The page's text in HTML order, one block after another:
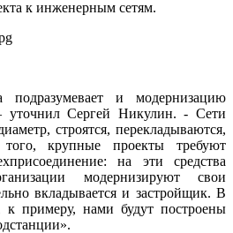
к инженерным сетям.
подразумевает и модернизацию
уточнил Сергей Никулин. - Сети
строятся, перекладываются,
крупные проекты требуют
на эти средства
модернизируют свои
вкладывается и застройщик. В
к примеру, нами будут построены